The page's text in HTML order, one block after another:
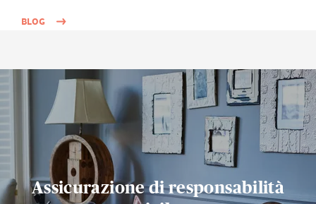
BLOG
Assicurazione di responsabilità